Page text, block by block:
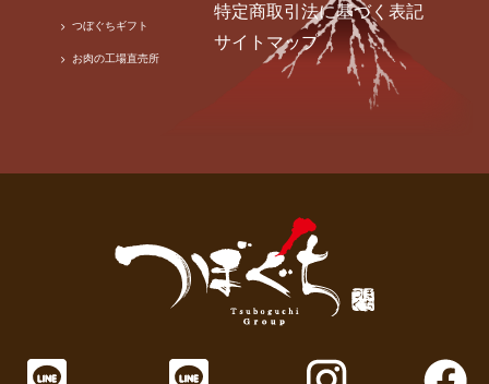
つぼぐちギフト
お肉の工場直売所
特定商取引法に基づく表記
サイトマップ